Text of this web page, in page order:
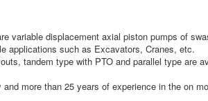
variable displacement axial piston pumps of
applications such as Excavators, Cranes, etc.
tandem type with PTO and parallel type are
and more than 25 years of experience in the on